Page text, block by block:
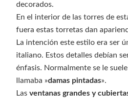
decorados.
En el interior de las torres de
fuera estas torretas dan
La intención este estilo era ser
italiano. Estos detalles debían
énfasis. Normalmente se le
llamaba »damas pintadas».
Las ventanas grandes y